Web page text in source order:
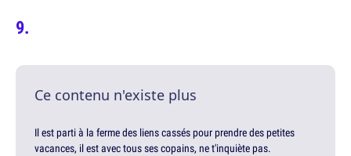
Ce contenu n'existe plus
Il est parti à la ferme des liens cassés pour prendre des petites
vacances, il est avec tous ses copains, ne t'inquiète pas.